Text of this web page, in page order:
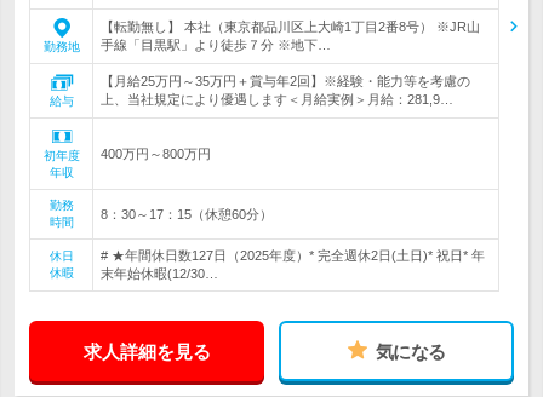
勤務地
【転勤無し】 本社（東京都品川区上大崎1丁目2番8号） ※JR山
手線「目黒駅」より徒歩７分 ※地下…
給与
【月給25万円～35万円＋賞与年2回】※経験・能力等を考慮の
上、当社規定により優遇します＜月給実例＞月給：281,9…
初年度
年収
400万円～800万円
勤務
時間
8：30～17：15（休憩60分）
休日
休暇
# ★年間休日数127日（2025年度）* 完全週休2日(土日)* 祝日* 年
末年始休暇(12/30…
求人詳細を見る 気になる